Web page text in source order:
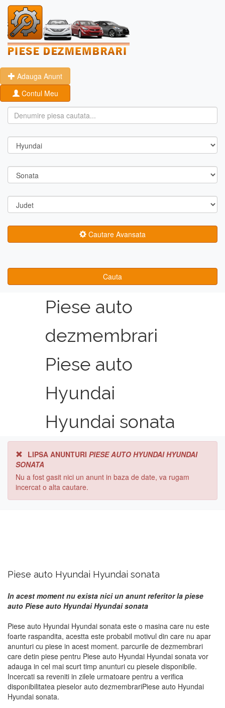
Adauga Anunt
Contul Meu
Cautare Avansata
Cauta
Piese auto
dezmembrari
Piese auto
Hyundai
Hyundai sonata
LIPSA ANUNTURI PIESE AUTO HYUNDAI HYUNDAI
SONATA
Nu a fost gasit nici un anunt in baza de date, va rugam
incercat o alta cautare.
Piese auto Hyundai Hyundai sonata
In acest moment nu exista nici un anunt referitor la piese
auto Piese auto Hyundai Hyundai sonata
Piese auto Hyundai Hyundai sonata este o masina care nu este
foarte raspandita, acestta este probabil motivul din care nu apar
anunturi cu piese in acest moment. parcurile de dezmembrari
care detin piese pentru Piese auto Hyundai Hyundai sonata vor
adauga in cel mai scurt timp anunturi cu piesele disponibile.
Incercati sa reveniti in zilele urmatoare pentru a verifica
disponibilitatea pieselor auto dezmembrariPiese auto Hyundai
Hyundai sonata.